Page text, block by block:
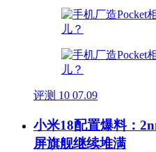
评测 10 07.09
小米18配置爆料：
屏旗舰继续堆满